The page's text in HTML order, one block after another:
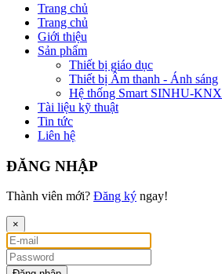
Trang chủ
Trang chủ
Giới thiệu
Sản phẩm
Thiết bị giáo dục
Thiết bị Âm thanh - Ánh sáng
Hệ thống Smart SINHU-KNX
Tài liệu kỹ thuật
Tin tức
Liên hệ
ĐĂNG NHẬP
Thành viên mới? Đăng ký ngay!
×